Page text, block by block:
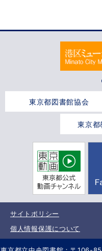
東京都図書館協会
東京都
サイトポリシー
個人情報保護について